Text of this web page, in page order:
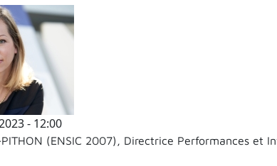
- 12:00
PITHON (ENSIC 2007), Directrice Performances et